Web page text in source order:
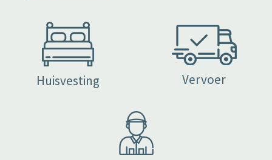
Huisvesting Vervoer